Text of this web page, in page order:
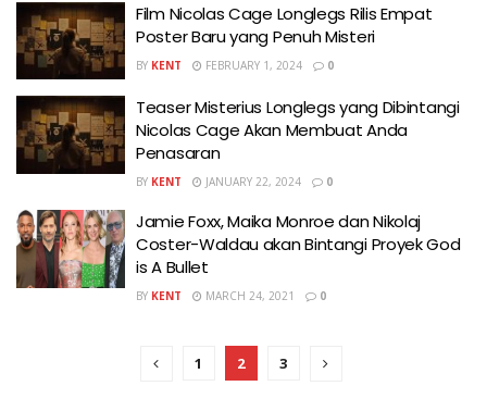
Film Nicolas Cage Longlegs Rilis Empat
Poster Baru yang Penuh Misteri
BY KENT FEBRUARY 1, 2024 0
Teaser Misterius Longlegs yang Dibintangi
Nicolas Cage Akan Membuat Anda
Penasaran
BY KENT JANUARY 22, 2024 0
Jamie Foxx, Maika Monroe dan Nikolaj
Coster-Waldau akan Bintangi Proyek God
is A Bullet
BY KENT MARCH 24, 2021 0
1 2 3